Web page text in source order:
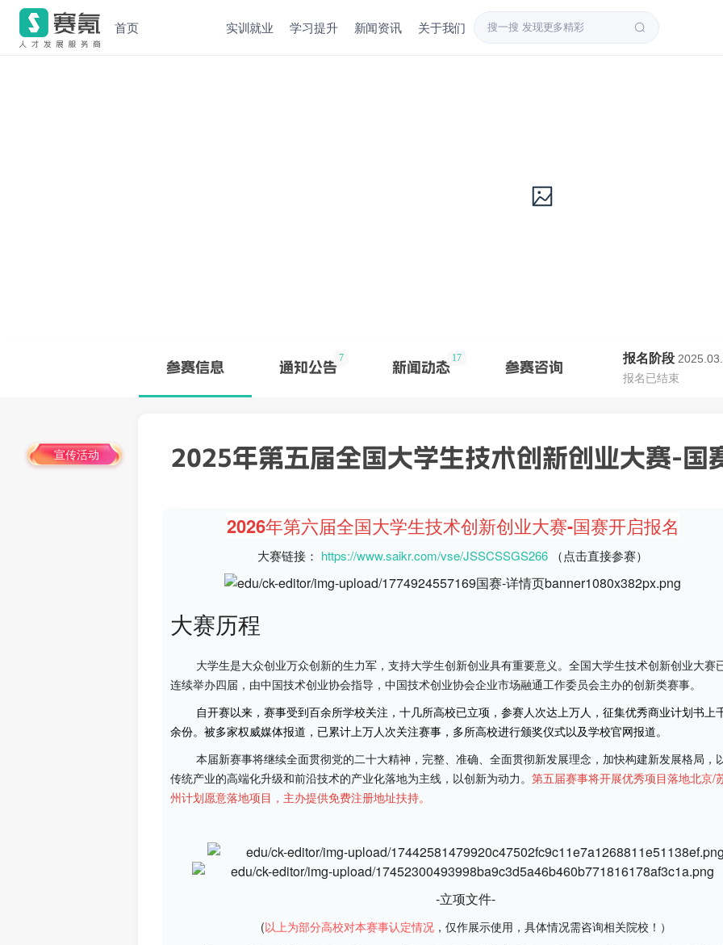
首页 实训就业 学习提升 新闻资讯 关于我们
参赛信息 通知公告
7
新闻动态
17
参赛咨询
报名阶段
报名已结束
宣传活动 2025年第五届全国大学生技术创新创业大赛-国
2026年第六届全国大学生技术创新创业大赛-国赛开启报名
大赛链接： https://www.saikr.com/vse/JSSCSSGS266 （点击直接参赛）
大赛历程
大学生是大众创业万众创新的生力军，支持大学生创新创业具有重要意义。全国大学生技术创新创业大赛
连续举办四届，由中国技术创业协会指导，中国技术创业协会企业市场融通工作委员会主办的创新类赛事。
自开赛以来，赛事受到百余所学校关注，十几所高校已立项，参赛人次达上万人，征集优秀商业计划书上
余份。被多家权威媒体报道，已累计上万人次关注赛事，多所高校进行颁奖仪式以及学校官网报道。
本届新赛事将继续全面贯彻党的二十大精神，完整、准确、全面贯彻新发展理念，加快构建新发展格局，
传统产业的高端化升级和前沿技术的产业化落地为主线，以创新为动力。 第五届赛事将开展优秀项目落地北京/
州计划愿意落地项目，主办提供免费注册地址扶持。
-立项文件-
(以上为部分高校对本赛事认定情况，仅作展示使用，具体情况需咨询相关院校！）